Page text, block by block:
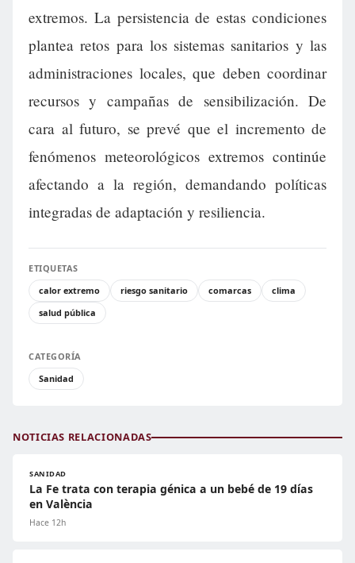
extremos. La persistencia de estas condiciones
plantea retos para los sistemas sanitarios y las
administraciones locales, que deben coordinar
recursos y campañas de sensibilización. De
cara al futuro, se prevé que el incremento de
fenómenos meteorológicos extremos continúe
afectando a la región, demandando políticas
integradas de adaptación y resiliencia.
ETIQUETAS
calor extremo
riesgo sanitario comarcas
clima
salud pública
CATEGORÍA
Sanidad
NOTICIAS RELACIONADAS
SANIDAD
La Fe trata con terapia génica a un bebé de 19 días
en València
Hace 12h